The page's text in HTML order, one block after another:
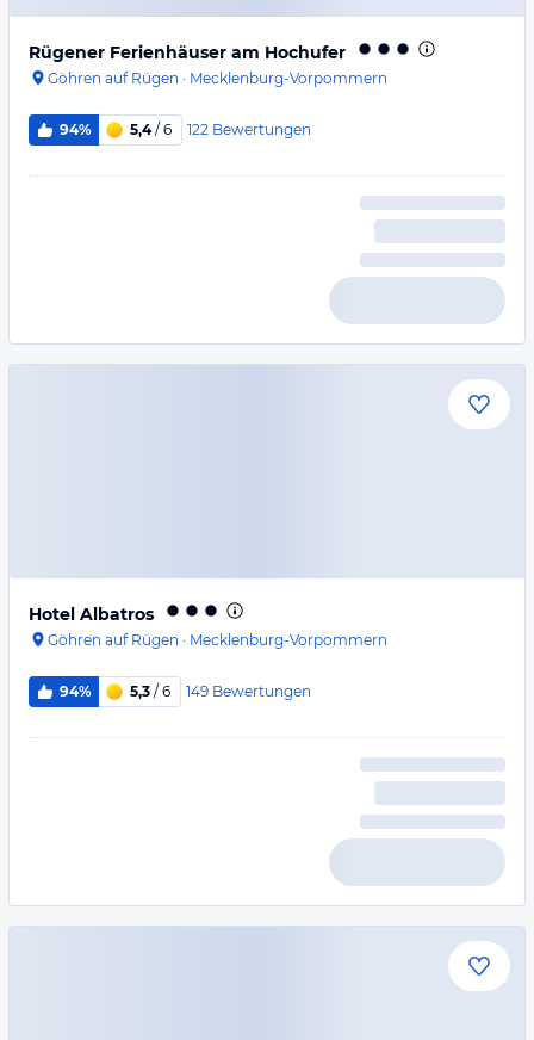
Rügener Ferienhäuser am Hochufer
Göhren auf Rügen · Mecklenburg-Vorpommern
94% 5,4/ 6 122 Bewertungen
Hotel Albatros
Göhren auf Rügen · Mecklenburg-Vorpommern
94% 5,3 / 6 149 Bewertungen